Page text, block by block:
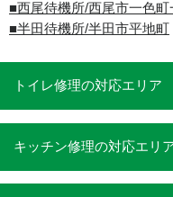
■西尾待機所/西尾市一色町
■半田待機所/半田市平地町
トイレ修理の対応エリア
キッチン修理の対応エリ